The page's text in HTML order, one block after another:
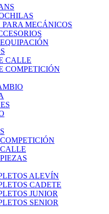
MECÁNICOS
CALLE
COMPETICIÓN
ALEVÍN
CADETE
JUNIOR
SENIOR